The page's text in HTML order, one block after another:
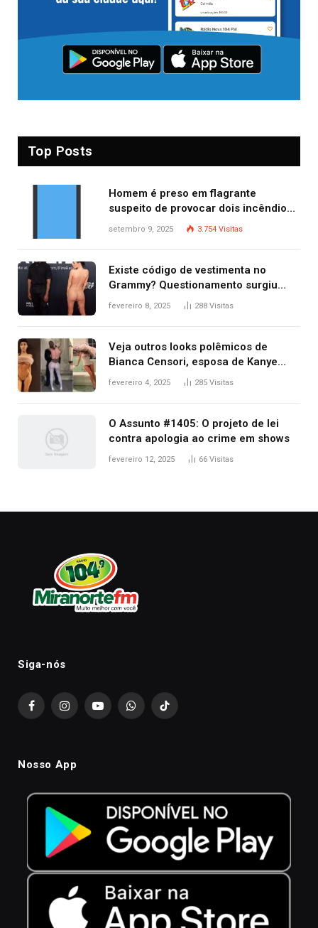
Top Posts
Homem é preso em flagrante
suspeito de provocar dois incêndios
criminosos no mesmo dia
setembro 9, 2025 3.754 Visitas
Existe código de vestimenta no
Grammy? Questionamento surgiu
após Bianca Censori, mulher de
fevereiro 8, 2025 288 Visitas
Veja outros looks polêmicos de
Bianca Censori, esposa de Kanye
West que apareceu nua no Grammy
fevereiro 4, 2025 285 Visitas
O Assunto #1405: O projeto de lei
contra apologia ao crime em shows
fevereiro 12, 2025 66 Visitas
Siga-nós
FacebookInstagramYouTubeWhatsAppTikTok
Nosso App